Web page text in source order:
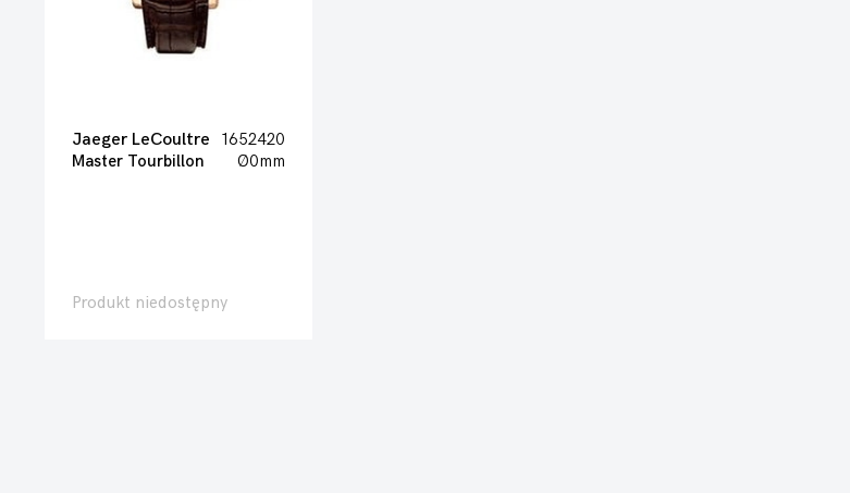
Jaeger LeCoultre
1652420
Master Tourbillon
Ø0mm
Produkt niedostępny